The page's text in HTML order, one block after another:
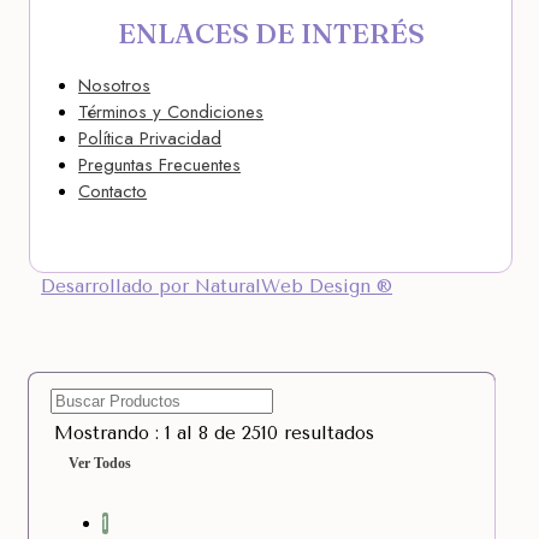
ENLACES DE INTERÉS
Nosotros
Términos y Condiciones
Política Privacidad
Preguntas Frecuentes
Contacto
Desarrollado por NaturalWeb Design ®
Mostrando : 1 al 8 de 2510 resultados
Ver Todos
1